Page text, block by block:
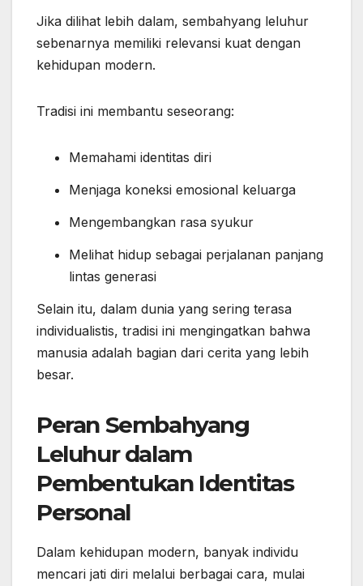
Jika dilihat lebih dalam, sembahyang leluhur
sebenarnya memiliki relevansi kuat dengan
kehidupan modern.
Tradisi ini membantu seseorang:
Memahami identitas diri
Menjaga koneksi emosional keluarga
Mengembangkan rasa syukur
Melihat hidup sebagai perjalanan panjang
lintas generasi
Selain itu, dalam dunia yang sering terasa
individualistis, tradisi ini mengingatkan bahwa
manusia adalah bagian dari cerita yang lebih
besar.
Peran Sembahyang
Leluhur dalam
Pembentukan Identitas
Personal
Dalam kehidupan modern, banyak individu
mencari jati diri melalui berbagai cara, mulai